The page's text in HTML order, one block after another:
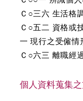
Ｃ○三六 生活格
Ｃ○五二 資格或
一 現行之受僱情
Ｃ○六三 離職經
個人資料蒐集